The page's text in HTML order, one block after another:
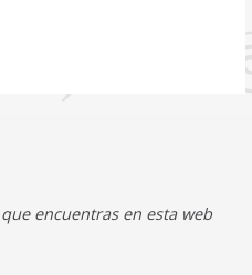
encuentras en esta web